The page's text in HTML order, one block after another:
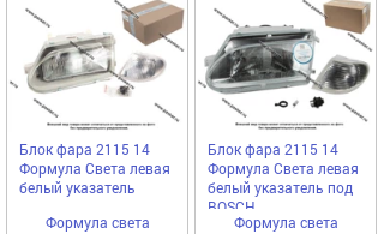
в
избранное
Блок фара 2115 14
Формула Света левая
белый указатель
Формула света
в
Блок фара 2115 14
Формула Света левая
белый указатель под
BOSCH
Формула света